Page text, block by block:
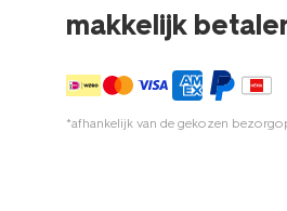
makkelijk
*afhankelijk van de gekozen